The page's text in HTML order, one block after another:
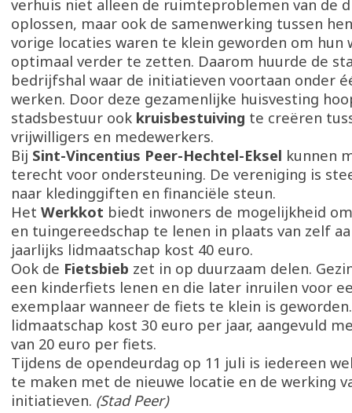
verhuis niet alleen de ruimteproblemen van de
oplossen, maar ook de samenwerking tussen
vorige locaties waren te klein geworden om hun
optimaal verder te zetten. Daarom huurde de
bedrijfshal waar de initiatieven voortaan onder
werken. Door deze gezamenlijke huisvesting
stadsbestuur ook kruisbestuiving te creëren
vrijwilligers en medewerkers.
Bij Sint-Vincentius Peer-Hechtel-Eksel kunnen
terecht voor ondersteuning. De vereniging is
naar kledinggiften en financiële steun.
Het Werkkot biedt inwoners de mogelijkheid
en tuingereedschap te lenen in plaats van zelf
jaarlijks lidmaatschap kost 40 euro.
Ook de Fietsbieb zet in op duurzaam delen.
een kinderfiets lenen en die later inruilen voor
exemplaar wanneer de fiets te klein is
lidmaatschap kost 30 euro per jaar, aangevuld
van 20 euro per fiets.
Tijdens de opendeurdag op 11 juli is iedereen
te maken met de nieuwe locatie en de werking
initiatieven. (Stad Peer)